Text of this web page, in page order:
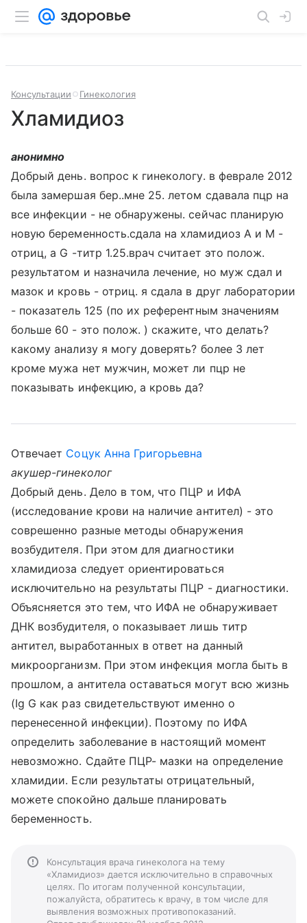
Консультации Гинекология
Хламидиоз
анонимно
Добрый день. вопрос к гинекологу. в феврале 2012
была замершая бер..мне 25. летом сдавала пцр на
все инфекции - не обнаружены. сейчас планирую
новую беременность.сдала на хламидиоз А и М -
отриц, а G -титр 1.25.врач считает это полож.
результатом и назначила лечение, но муж сдал и
мазок и кровь - отриц. я сдала в друг лаборатории
- показатель 125 (по их референтным значениям
больше 60 - это полож. ) скажите, что делать?
какому анализу я могу доверять? более 3 лет
кроме мужа нет мужчин, может ли пцр не
показывать инфекцию, а кровь да?
Отвечает Соцук Анна Григорьевна
акушер-гинеколог
Добрый день. Дело в том, что ПЦР и ИФА
(исследование крови на наличие антител) - это
соврешенно разные методы обнаружения
возбудителя. При этом для диагностики
хламидиоза следует ориентироваться
исключительно на результаты ПЦР - диагностики.
Объясняется это тем, что ИФА не обнаруживает
ДНК возбудителя, о показывает лишь титр
антител, выработанных в ответ на данный
микроорганизм. При этом инфекция могла быть в
прошлом, а антитела оставаться могут всю жизнь
(Ig G как раз свидетельствуют именно о
перенесенной инфекции). Поэтому по ИФА
определить заболевание в настоящий момент
невозможно. Сдайте ПЦР- мазки на определение
хламидии. Если результаты отрицательный,
можете спокойно дальше планировать
беременность.
Консультация врача гинеколога на тему
«Хламидиоз» дается исключительно в справочных
целях. По итогам полученной консультации,
пожалуйста, обратитесь к врачу, в том числе для
выявления возможных противопоказаний.